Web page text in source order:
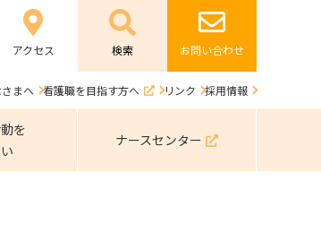
アクセス お問い合わせ
まへ 看護職を目指す方へ リンク 採用情報
を
ナースセンター